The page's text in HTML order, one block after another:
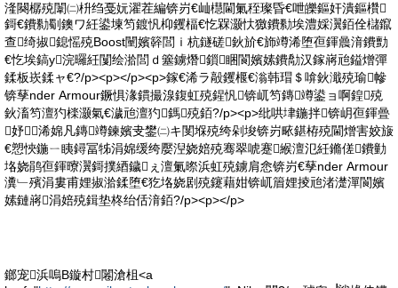
湰闋樼殑闈㈡枡绉戞妧濯茬編锛岃€屾櫘閫氭秷璨昏€呭皪鏂奸潰鏂欑
鎶€鐨勬劅鐭ワ紝鍙堜笉鍍忛枊钁楅€忔槑灏忕獥鐨勬埃澧婇瀷銆佺櫧鑹
查绮掓鎴愮殑Boost闉嬪簳閭ｉ杭鐩磋鈥斺€斾竴浠堕亱鍕曟湇鐨勯
€忔埃鎬у浣曪紝闅绘湁閭ｄ簺鐪熸鎻睏閬嬪嫊鐨勪汉鎵嶈兘鎰熷彈
鍒板崁鍒ャ€?/p><p></p><p>鎵€浠ラ毃钁椻€滃韩瑁＄啽鈥濈殑瑜幓
锛孶nder Armour鐝惧湪鏆撮湶鍑虹殑鍟忛锛屼笉鏄竴鍙ョ啊鍠殑
鈥滀笉澶犳檪灏氣€濊兘澶犳鎷殑銆?/p><p>纰哄垏鍦拌锛岄亱鍕曡
妤浠婂凡鏄竴鍊嬪叏鐢㈡キ閺堢殑绔剁埈锛岃畩鍖栫殑閫熷害姣旇
€愬悏鍦ㄧ眱鐞冨牬涓婂缓绔嬮湼娆婄殑骞翠唬蹇緱澶氾紝鏅傞鐨勭
垎娆鹃亱鍕曢瀷鎶撲綇鐬ぇ澶氭暩浜虹殑鐪肩悆锛岃€孶nder Armour
瀵﹂殯涓婁甫娌掓湁鍒堕€犵垎娆剧殑鑳藉姏锛屼篃娌掕兘渚濋潬閬嬪
嫊鏈嶈涓婄殑鍓垫柊绐佸湇銆?/p><p></p>
鎯宠浜嗚В鏇村闂滄柤<a